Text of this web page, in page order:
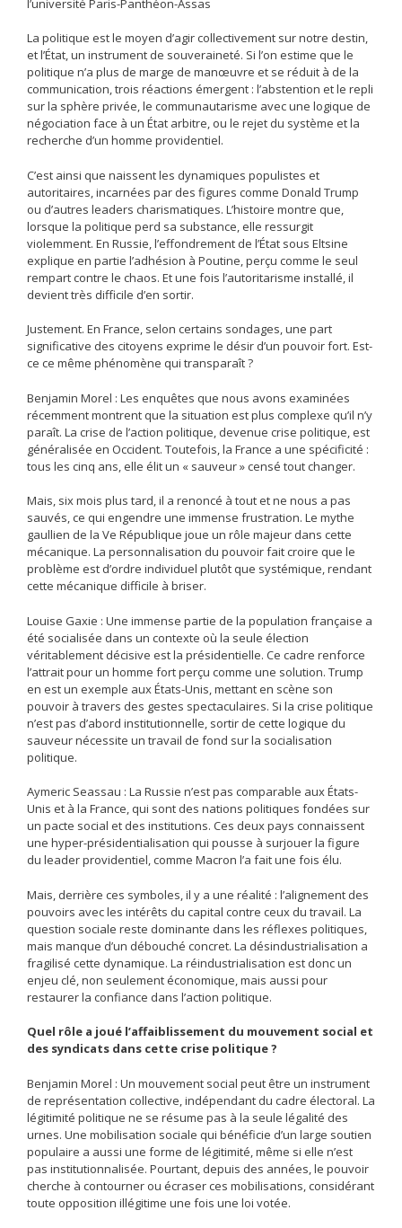
l’université Paris-Panthéon-Assas
La politique est le moyen d’agir collectivement sur notre destin,
et l’État, un instrument de souveraineté. Si l’on estime que le
politique n’a plus de marge de manœuvre et se réduit à de la
communication, trois réactions émergent : l’abstention et le repli
sur la sphère privée, le communautarisme avec une logique de
négociation face à un État arbitre, ou le rejet du système et la
recherche d’un homme providentiel.
C’est ainsi que naissent les dynamiques populistes et
autoritaires, incarnées par des figures comme Donald Trump
ou d’autres leaders charismatiques. L’histoire montre que,
lorsque la politique perd sa substance, elle ressurgit
violemment. En Russie, l’effondrement de l’État sous Eltsine
explique en partie l’adhésion à Poutine, perçu comme le seul
rempart contre le chaos. Et une fois l’autoritarisme installé, il
devient très difficile d’en sortir.
Justement. En France, selon certains sondages, une part
significative des citoyens exprime le désir d’un pouvoir fort. Est-
ce ce même phénomène qui transparaît ?
Benjamin Morel : Les enquêtes que nous avons examinées
récemment montrent que la situation est plus complexe qu’il n’y
paraît. La crise de l’action politique, devenue crise politique, est
généralisée en Occident. Toutefois, la France a une spécificité :
tous les cinq ans, elle élit un « sauveur » censé tout changer.
Mais, six mois plus tard, il a renoncé à tout et ne nous a pas
sauvés, ce qui engendre une immense frustration. Le mythe
gaullien de la Ve République joue un rôle majeur dans cette
mécanique. La personnalisation du pouvoir fait croire que le
problème est d’ordre individuel plutôt que systémique, rendant
cette mécanique difficile à briser.
Louise Gaxie : Une immense partie de la population française a
été socialisée dans un contexte où la seule élection
véritablement décisive est la présidentielle. Ce cadre renforce
l’attrait pour un homme fort perçu comme une solution. Trump
en est un exemple aux États-Unis, mettant en scène son
pouvoir à travers des gestes spectaculaires. Si la crise politique
n’est pas d’abord institutionnelle, sortir de cette logique du
sauveur nécessite un travail de fond sur la socialisation
politique.
Aymeric Seassau : La Russie n’est pas comparable aux États-
Unis et à la France, qui sont des nations politiques fondées sur
un pacte social et des institutions. Ces deux pays connaissent
une hyper-présidentialisation qui pousse à surjouer la figure
du leader providentiel, comme Macron l’a fait une fois élu.
Mais, derrière ces symboles, il y a une réalité : l’alignement des
pouvoirs avec les intérêts du capital contre ceux du travail. La
question sociale reste dominante dans les réflexes politiques,
mais manque d’un débouché concret. La désindustrialisation a
fragilisé cette dynamique. La réindustrialisation est donc un
enjeu clé, non seulement économique, mais aussi pour
restaurer la confiance dans l’action politique.
Quel rôle a joué l’affaiblissement du mouvement social et
des syndicats dans cette crise politique ?
Benjamin Morel : Un mouvement social peut être un instrument
de représentation collective, indépendant du cadre électoral. La
légitimité politique ne se résume pas à la seule légalité des
urnes. Une mobilisation sociale qui bénéficie d’un large soutien
populaire a aussi une forme de légitimité, même si elle n’est
pas institutionnalisée. Pourtant, depuis des années, le pouvoir
cherche à contourner ou écraser ces mobilisations, considérant
toute opposition illégitime une fois une loi votée.